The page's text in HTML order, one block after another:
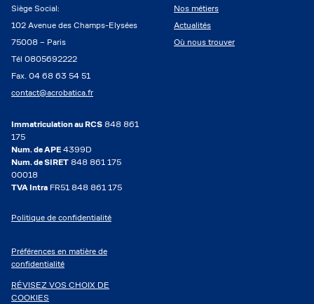
Siège Social:
102 Avenue des Champs-Elysées
75008 – Paris
Tél 0805692222
Fax. 04 68 63 54 51
contact@acrobatica.fr
Nos métiers
Actualités
Où nous trouver
Immatriculation au RCS 848 861
175
Num. de APE 4399D
Num. de SIRET 848 861 175
00018
TVA Intra FR51 848 861 175
Politique de confidentialité
Préférences en matière de
confidentialité
RÉVISEZ VOS CHOIX DE
COOKIES